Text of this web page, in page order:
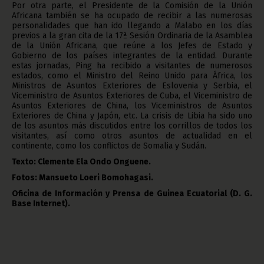
Por otra parte, el Presidente de la Comisión de la Unión
Africana también se ha ocupado de recibir a las numerosas
personalidades que han ido llegando a Malabo en los días
previos a la gran cita de la 17ª Sesión Ordinaria de la Asamblea
de la Unión Africana, que reúne a los Jefes de Estado y
Gobierno de los países integrantes de la entidad. Durante
estas jornadas, Ping ha recibido a visitantes de numerosos
estados, como el Ministro del Reino Unido para África, los
Ministros de Asuntos Exteriores de Eslovenia y Serbia, el
Viceministro de Asuntos Exteriores de Cuba, el Viceministro de
Asuntos Exteriores de China, los Viceministros de Asuntos
Exteriores de China y Japón, etc. La crisis de Libia ha sido uno
de los asuntos más discutidos entre los corrillos de todos los
visitantes, así como otros asuntos de actualidad en el
continente, como los conflictos de Somalia y Sudán.
Texto: Clemente Ela Ondo Onguene.
Fotos: Mansueto Loeri Bomohagasi.
Oficina de Información y Prensa de Guinea Ecuatorial (D. G.
Base Internet).